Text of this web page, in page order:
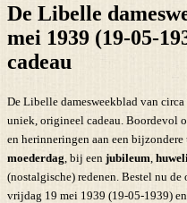
De Libelle
mei 1939 (19-05-
cadeau
De Libelle damesweekblad van
uniek, origineel cadeau. Boordevol
en herinneringen aan een
moederdag , bij een jubileum
(nostalgische) redenen. Bestel nu
vrijdag 19 mei 1939 (19-05-1939)